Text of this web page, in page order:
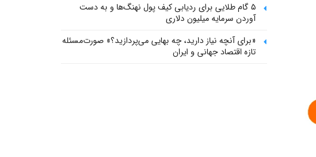
۵ گام طلایی برای ردیابی کیف پول‌ نهنگ‌ها و به دست
آوردن سرمایه میلیون دلاری
«برای آنچه نیاز دارید، چه بهایی می‌پردازید؟» صورت‌مسئله
تازه اقتصاد جهانی و ایران